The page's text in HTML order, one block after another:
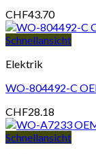
CHF43.70
Schnellansicht
Elektrik
WO-804492-C
CHF28.18
Schnellansicht